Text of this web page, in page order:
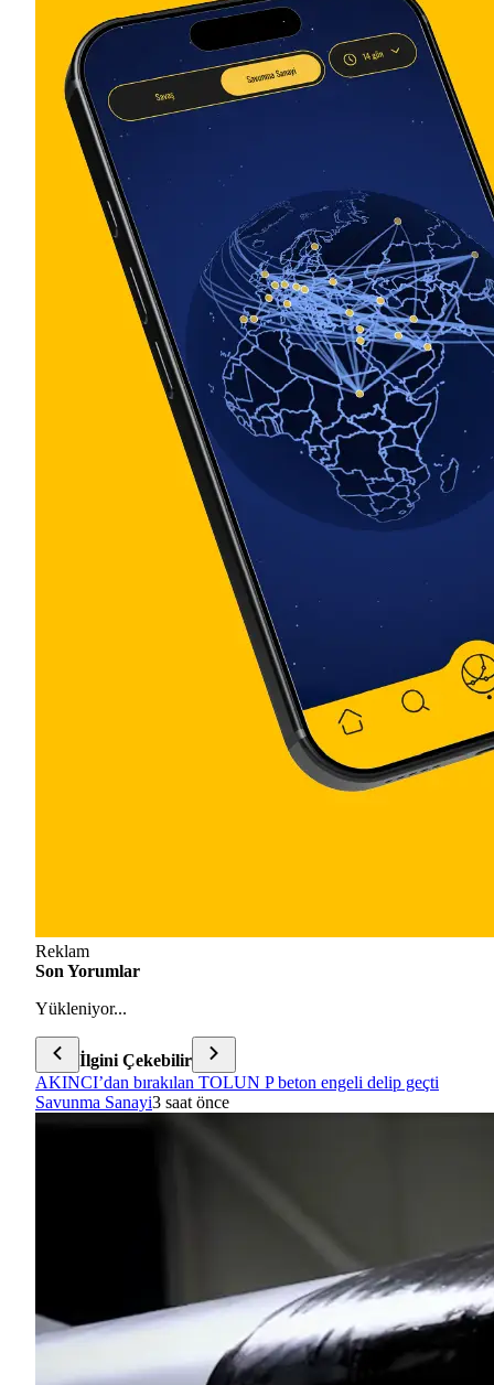
Reklam
Son Yorumlar
Yükleniyor...
İlgini Çekebilir
AKINCI’dan bırakılan TOLUN P beton engeli delip geçti
Savunma Sanayi3 saat önce